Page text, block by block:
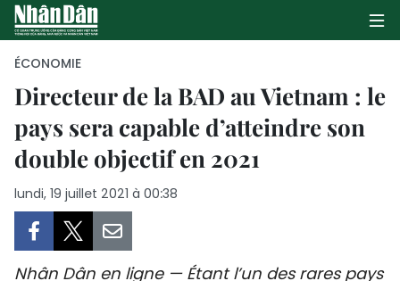
PAGE D'ACCUEIL
POLITIQUE
ÉCONOMIE
Directeur de la BAD au Vietnam : le
pays sera capable d’atteindre son
double objectif en 2021
lundi, 19 juillet 2021 à 00:38
Nhân Dân en ligne — Étant l’un des rares pays